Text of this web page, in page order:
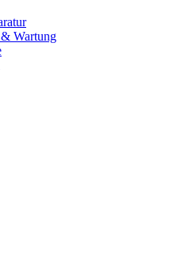
Wartung